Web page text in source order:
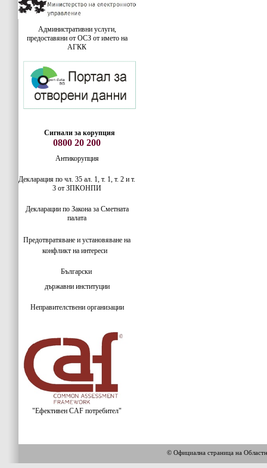
Административни услуги,
предоставяни от ОСЗ от името на
АГКК
Сигнали за корупция
0800 20 200
Антикорупция
Декларация по чл. 35 ал. 1, т. 1, т. 2 и т.
3 от ЗПКОНПИ
Декларации по Закона за Сметната
палата
Предотвратяване и установяване на
конфликт на интереси
Български
държавни институции
Неправителствени организации
"Ефективен CAF потребител"
© Официална страница на